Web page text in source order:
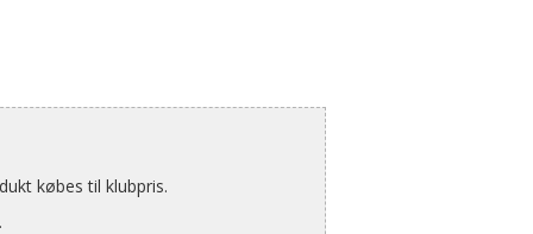
købes til klubpris.